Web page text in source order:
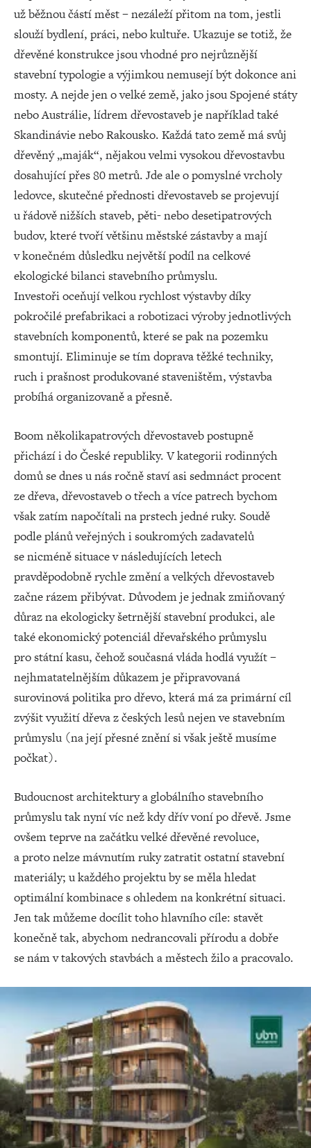
už běžnou částí měst – nezáleží přitom na tom, jestli
slouží bydlení, práci, nebo kultuře. Ukazuje se totiž, že
dřevěné konstrukce jsou vhodné pro nejrůznější
stavební typologie a výjimkou nemusejí být dokonce ani
mosty. A nejde jen o velké země, jako jsou Spojené státy
nebo Austrálie, lídrem dřevostaveb je například také
Skandinávie nebo Rakousko. Každá tato země má svůj
dřevěný „maják“, nějakou velmi vysokou dřevostavbu
dosahující přes 80 metrů. Jde ale o pomyslné vrcholy
ledovce, skutečné přednosti dřevostaveb se projevují
u řádově nižších staveb, pěti- nebo desetipatrových
budov, které tvoří většinu městské zástavby a mají
v konečném důsledku největší podíl na celkové
ekologické bilanci stavebního průmyslu.
Investoři oceňují velkou rychlost výstavby díky
pokročilé prefabrikaci a robotizaci výroby jednotlivých
stavebních komponentů, které se pak na pozemku
smontují. Eliminuje se tím doprava těžké techniky,
ruch i prašnost produkované staveništěm, výstavba
probíhá organizovaně a přesně.
Boom několikapatrových dřevostaveb postupně
přichází i do České republiky. V kategorii rodinných
domů se dnes u nás ročně staví asi sedmnáct procent
ze dřeva, dřevostaveb o třech a více patrech bychom
však zatím napočítali na prstech jedné ruky. Soudě
podle plánů veřejných i soukromých zadavatelů
se nicméně situace v následujících letech
pravděpodobně rychle změní a velkých dřevostaveb
začne rázem přibývat. Důvodem je jednak zmiňovaný
důraz na ekologicky šetrnější stavební produkci, ale
také ekonomický potenciál dřevařského průmyslu
pro státní kasu, čehož současná vláda hodlá využít –
nejhmatatelnějším důkazem je připravovaná
surovinová politika pro dřevo, která má za primární cíl
zvýšit využití dřeva z českých lesů nejen ve stavebním
průmyslu (na její přesné znění si však ještě musíme
počkat).
Budoucnost architektury a globálního stavebního
průmyslu tak nyní víc než kdy dřív voní po dřevě. Jsme
ovšem teprve na začátku velké dřevěné revoluce,
a proto nelze mávnutím ruky zatratit ostatní stavební
materiály; u každého projektu by se měla hledat
optimální kombinace s ohledem na konkrétní situaci.
Jen tak můžeme docílit toho hlavního cíle: stavět
konečně tak, abychom nedrancovali přírodu a dobře
se nám v takových stavbách a městech žilo a pracovalo.